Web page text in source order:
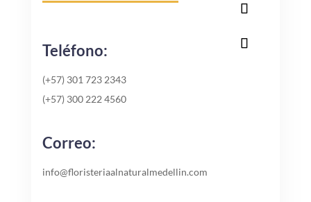
Teléfono:
(+57) 301 723 2343
(+57) 300 222 4560
Correo:
info@floristeriaalnaturalmedellin.com